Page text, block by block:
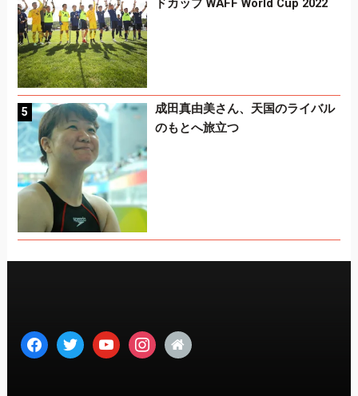
ドカップ WAFF World Cup 2022
成田真由美さん、天国のライバル
のもとへ旅立つ
facebooktwitter youtubeinstagram
home